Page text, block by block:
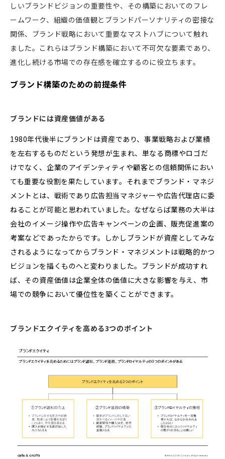
しいブランドビジョンの重要性や、その構築においてのフレ
ームワーク、組織の価値観とブランドパーソナリティの密接な
関係、ブランド戦略において重要なマストハブについて触れ
ました。これらはブランド構築において不可欠な要素であり、
進化し続ける市場での存在感を確立するのに役立ちます。
ブランド構築のための前提条件
ブランドには資産価値がある
1980年代後半にブランドは資産であり、事業戦略および業績
を左右するものだという発想が生まれ、単なる商標やロゴだ
けでなく、企業のアイデンティティや顧客との信頼関係におい
ても重要な役割を果たしています。それまでブランド・マネジ
メントとは、戦術であり広告担当マネジャーや広告代理店に委
ねることが可能と思われていました。なぜならば業務の大半は
会社のイメージ操作や広告キャンペーンの企画、販売促進案の
考案などであったからです。しかしブランドが資産としてみな
されるようになってからブランド・マネジメントは戦略的かつ
ビジョンを描くものへと変わりました。ブランドが成功すれ
ば、その資産価値は企業全体の価値に大きな影響を与え、市
場での競争において優位性を築くことができます。
ブランドエクイティを高める3つのポイント